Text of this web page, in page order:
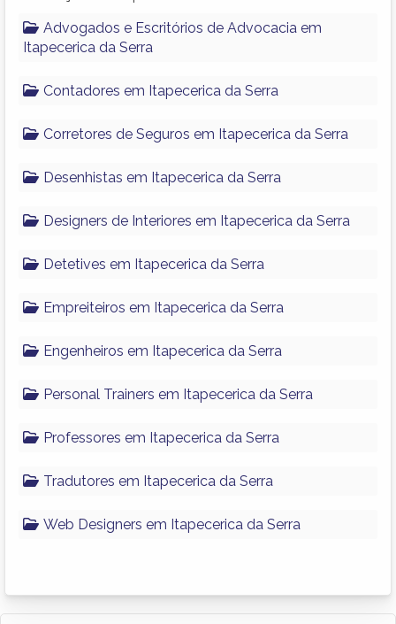
Advogados e Escritórios de Advocacia em
Itapecerica da Serra
Contadores em Itapecerica da Serra
Corretores de Seguros em Itapecerica da Serra
Desenhistas em Itapecerica da Serra
Designers de Interiores em Itapecerica da Serra
Detetives em Itapecerica da Serra
Empreiteiros em Itapecerica da Serra
Engenheiros em Itapecerica da Serra
Personal Trainers em Itapecerica da Serra
Professores em Itapecerica da Serra
Tradutores em Itapecerica da Serra
Web Designers em Itapecerica da Serra